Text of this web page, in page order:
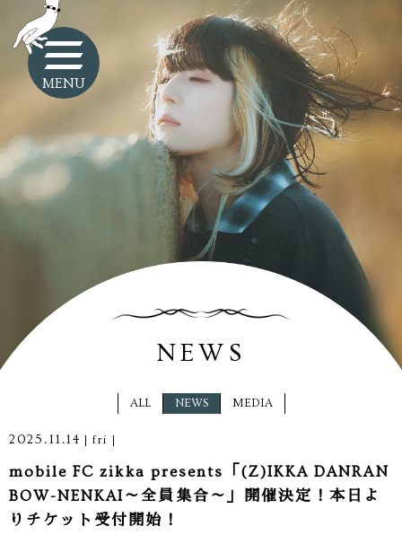
MENU
NEWS
ALL NEWS MEDIA
2025.11.14 fri
mobile FC zikka presents「(Z)IKKA DANRAN
BOW-NENKAI～全員集合～」開催決定！本日よ
りチケット受付開始！